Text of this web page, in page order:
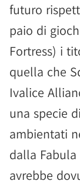
futuro
paio di
Fortress) i
quella che
Ivalice
una specie
ambientati
dalla
avrebbe